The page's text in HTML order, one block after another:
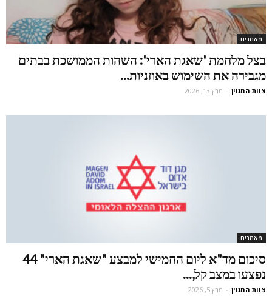
מאמרים
בצל מלחמת 'שאגת הארי': השהות הממושכת בבתים
מגבירה את השימוש באוזניות...
צוות המגזין - מרץ 13, 2026
מאמרים
סיכום מד"א ליום החמישי למבצע "שאגת הארי" 44
נפצעו במצב קל,...
צוות המגזין - מרץ 5, 2026